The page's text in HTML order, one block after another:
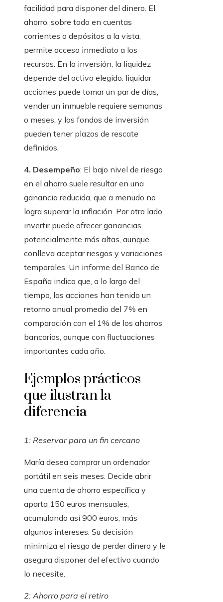
facilidad para disponer del dinero. El
ahorro, sobre todo en cuentas
corrientes o depósitos a la vista,
permite acceso inmediato a los
recursos. En la inversión, la liquidez
depende del activo elegido: liquidar
acciones puede tomar un par de días,
vender un inmueble requiere semanas
o meses, y los fondos de inversión
pueden tener plazos de rescate
definidos.
4. Desempeño: El bajo nivel de riesgo
en el ahorro suele resultar en una
ganancia reducida, que a menudo no
logra superar la inflación. Por otro lado,
invertir puede ofrecer ganancias
potencialmente más altas, aunque
conlleva aceptar riesgos y variaciones
temporales. Un informe del Banco de
España indica que, a lo largo del
tiempo, las acciones han tenido un
retorno anual promedio del 7% en
comparación con el 1% de los ahorros
bancarios, aunque con fluctuaciones
importantes cada año.
Ejemplos prácticos
que ilustran la
diferencia
1: Reservar para un fin cercano
María desea comprar un ordenador
portátil en seis meses. Decide abrir
una cuenta de ahorro específica y
aparta 150 euros mensuales,
acumulando así 900 euros, más
algunos intereses. Su decisión
minimiza el riesgo de perder dinero y le
asegura disponer del efectivo cuando
lo necesite.
2: Ahorro para el retiro